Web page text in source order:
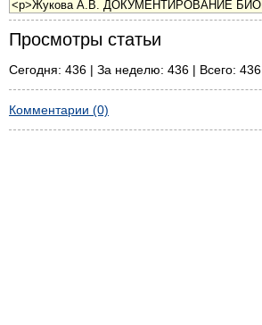
Просмотры статьи
Сегодня: 436 | За неделю: 436 | Всего: 436
Комментарии (0)